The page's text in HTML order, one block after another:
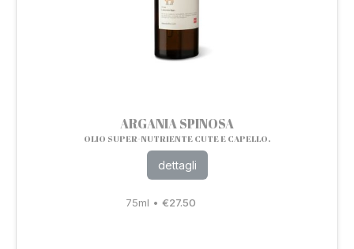
ARGANIA SPINOSA
OLIO SUPER-NUTRIENTE CUTE E CAPELLO.
dettagli
75ml •€27.50